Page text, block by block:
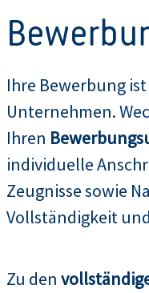
Ihre Bewerbung
Unternehmen.
Ihren
individuelle
Zeugnisse sowie
Vollständigkeit
Zu den